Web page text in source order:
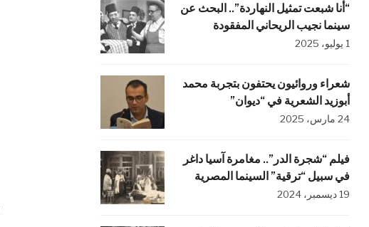
“أنا شبعت تمثيل النهاردة”.. البحث عن
سينما نجيب الريحاني المفقودة
1 يوليو، 2025
شعراء وروائيون يحتفون بتجربة محمد
أبوزيد الشعرية في “ديوان”
24 مارس، 2025
فيلم “شجرة الدر”.. مغامرة آسيا داغر
في سبيل “ترقية” السينما المصرية
19 ديسمبر، 2024